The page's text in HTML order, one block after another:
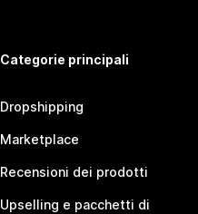
Categorie principali
Dropshipping
Marketplace
Recensioni dei prodotti
Upselling e pacchetti di